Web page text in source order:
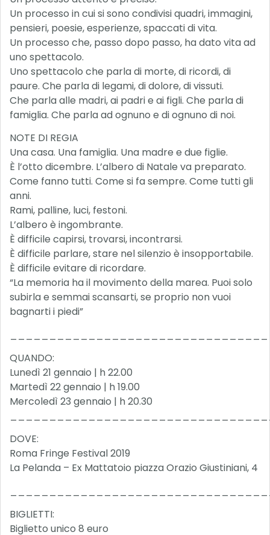
Un processo in cui si sono condivisi quadri, immagini,
pensieri, poesie, esperienze, spaccati di vita.
Un processo che, passo dopo passo, ha dato vita ad
uno spettacolo.
Uno spettacolo che parla di morte, di ricordi, di
paure. Che parla di legami, di dolore, di vissuti.
Che parla alle madri, ai padri e ai figli. Che parla di
famiglia. Che parla ad ognuno e di ognuno di noi.
NOTE DI REGIA
Una casa. Una famiglia. Una madre e due figlie.
È l’otto dicembre. L’albero di Natale va preparato.
Come fanno tutti. Come si fa sempre. Come tutti gli
anni.
Rami, palline, luci, festoni.
L’albero è ingombrante.
È difficile capirsi, trovarsi, incontrarsi.
È difficile parlare, stare nel silenzio è insopportabile.
È difficile evitare di ricordare.
“La memoria ha il movimento della marea. Puoi solo
subirla e semmai scansarti, se proprio non vuoi
bagnarti i piedi”
QUANDO:
Lunedì 21 gennaio | h 22.00
Martedì 22 gennaio | h 19.00
Mercoledì 23 gennaio | h 20.30
DOVE:
Roma Fringe Festival 2019
La Pelanda – Ex Mattatoio piazza Orazio Giustiniani, 4
BIGLIETTI:
Biglietto unico 8 euro